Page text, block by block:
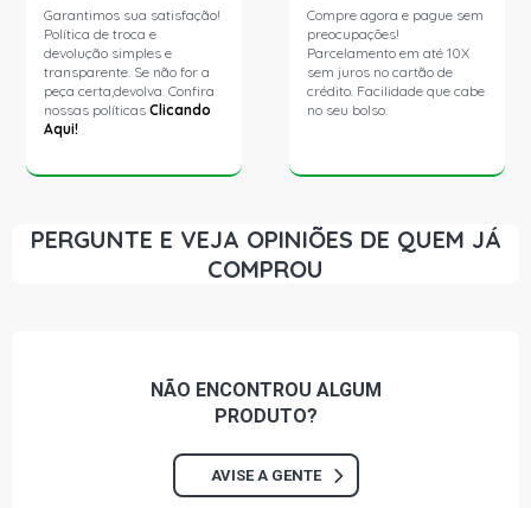
Garantimos sua satisfação!
Política de troca e
devolução simples e
transparente. Se não for a
peça certa,devolva. Confira
nossas políticasClicando
Aqui!
Compre agora e pague sem
preocupações!
Parcelamento em até 10X
sem juros no cartão de
crédito. Facilidade que cabe
no seu bolso.
PERGUNTE E VEJA OPINIÕES DE QUEM JÁ
COMPROU
NÃO ENCONTROU ALGUM
PRODUTO?
AVISE A GENTE